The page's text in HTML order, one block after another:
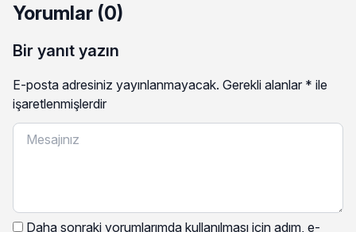
Yorumlar (0)
Bir yanıt yazın
E-posta adresiniz yayınlanmayacak. Gerekli alanlar * ile
işaretlenmişlerdir
Daha sonraki yorumlarımda kullanılması için adım, e-